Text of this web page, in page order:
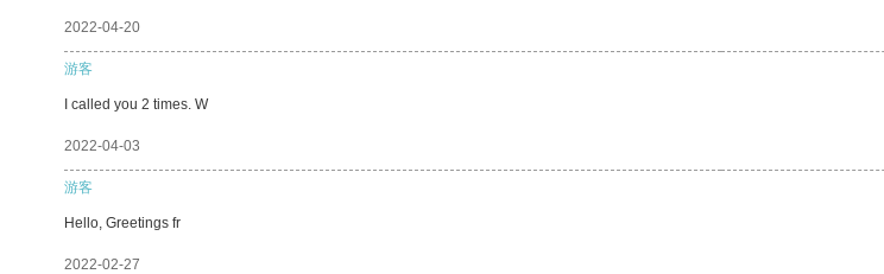
2022-04-20
游客
I called you 2 times. W
2022-04-03
游客
Hello, Greetings fr
2022-02-27